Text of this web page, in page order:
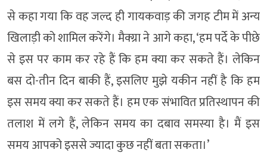
से कहा गया कि वह जल्द ही गायकवाड़ की जगह टीम में अन्य
खिलाड़ी को शामिल करेंगे। मैक्ग्रा ने आगे कहा, ‘हम पर्दे के पीछे
से इस पर काम कर रहे हैं कि हम क्या कर सकते हैं। लेकिन
बस दो-तीन दिन बाकी हैं, इसलिए मुझे यकीन नहीं है कि हम
इस समय क्या कर सकते हैं। हम एक संभावित प्रतिस्थापन की
तलाश में लगे हैं, लेकिन समय का दबाव समस्या है। मैं इस
समय आपको इससे ज्यादा कुछ नहीं बता सकता।’